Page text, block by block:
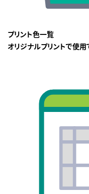
プリント色一覧
オリジナルプリントで使